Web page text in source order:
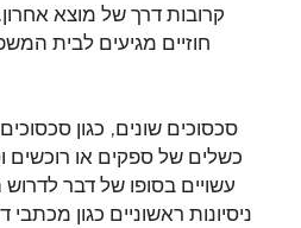
קרובות דרך של מוצא
חוזיים מגיעים לבית
סכסוכים שונים, כגון
כשלים של ספקים או רוכשים
עשויים בסופו של דבר
ניסיונות ראשוניים כגון